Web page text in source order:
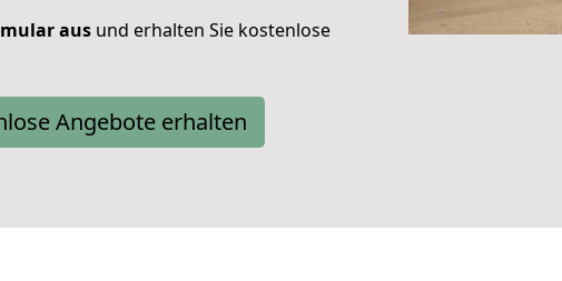
aus und erhalten Sie kostenlose
Angebote erhalten